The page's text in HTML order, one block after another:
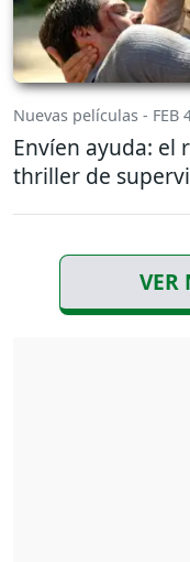
Nuevas películas - FEB
Envíen ayuda: el
thriller de
VER